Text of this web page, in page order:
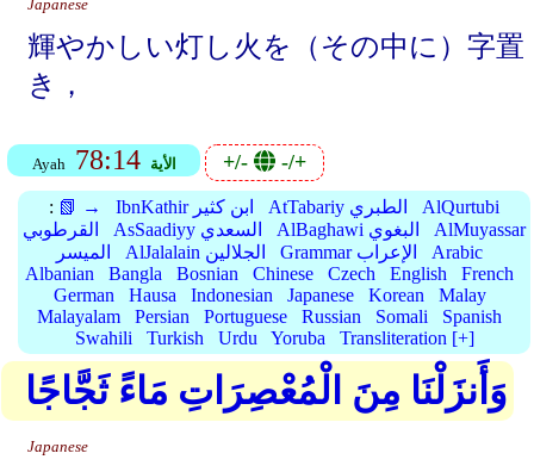
Japanese
輝やかしい灯し火を（その中に）字置
き，
Ayah 78:14 الأية +/- -/+
: 📗 → IbnKathir ابن كثير AtTabariy الطبري
AlQurtubi
القرطوبي
AsSaadiyy السعدي AlBaghawi البغوي
AlMuyassar
الميسر
AlJalalain الجلالين Grammar الإعراب
Arabic
Albanian
Bangla Bosnian Chinese Czech English
French
German
Hausa Indonesian Japanese Korean
Malay
Malayalam
Persian Portuguese Russian Somali
Spanish
Swahili
Turkish Urdu Yoruba Transliteration [+]
وَأَنزَلْنَا مِنَ الْمُعْصِرَاتِ مَاءً ثَجَّاجًا
Japanese